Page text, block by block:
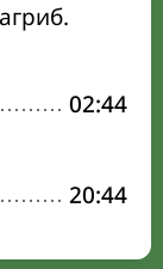
02:44
20:44